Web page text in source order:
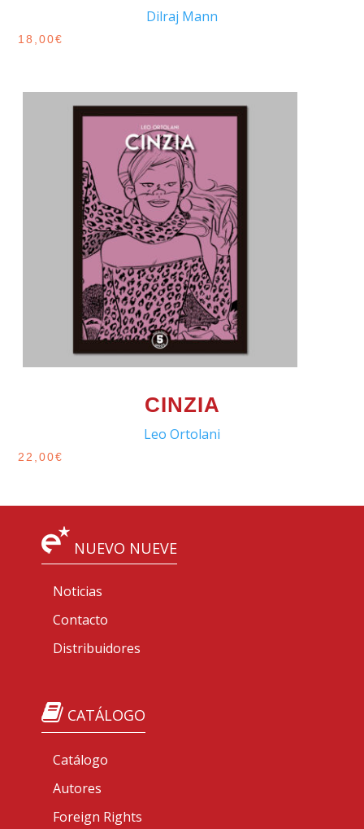
Dilraj Mann
18,00€
CINZIA
Leo Ortolani
22,00€
NUEVO NUEVE
Noticias
Contacto
Distribuidores
CATÁLOGO
Catálogo
Autores
Foreign Rights